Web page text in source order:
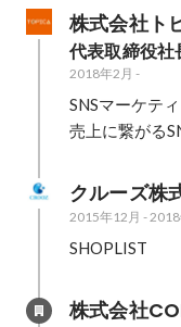
株式会社ト
代表取締役社
2018年2月 -
SNSマーケテ
売上に繋がる
クルーズ株
2015年12月 -
SHOPLIST
株式会社